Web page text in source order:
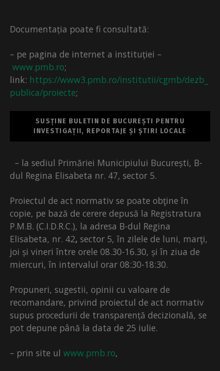
Documentația poate fi consultată:
– pe pagina de internet a instituției –
www.pmb.ro;
link: https://www3.pmb.ro/institutii/cgmb/dezb_
publica/proiecte;
SUSȚINE BULETIN DE BUCUREȘTI PENTRU
INVESTIGAȚII, REPORTAJE ȘI ȘTIRI LOCALE
– la sediul Primăriei Municipiului București, B-
dul Regina Elisabeta nr. 47, sector 5.
Proiectul de act normativ se poate obţine în
copie, pe bază de cerere depusă la Registratura
P.M.B. (C.I.D.R.C.), la adresa B-dul Regina
Elisabeta, nr. 42, sector 5, în zilele de luni, marţi,
joi și vineri între orele 08.30-16.30, și în ziua de
miercuri, în intervalul orar 08:30-18:30.
Propuneri, sugestii, opinii cu valoare de
recomandare, privind proiectul de act normativ
supus procedurii de transparență decizională, se
pot depune până la data de 25 iulie.
– prin site ul www.pmb.ro,